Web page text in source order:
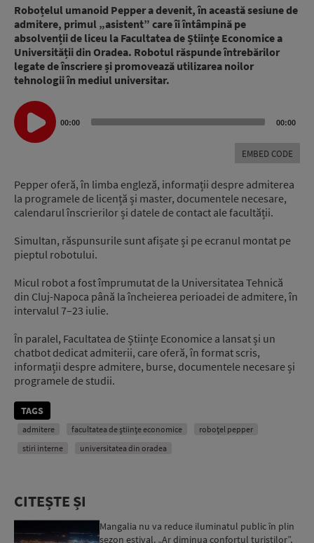
Roboțelul umanoid Pepper a devenit, în această sesiune de
admitere, primul „asistent” care îi întâmpină pe
absolvenții de liceu la Facultatea de Științe Economice a
Universității din Oradea. Robotul răspunde întrebărilor
legate de înscriere și promovează utilizarea noilor
tehnologii în mediul universitar.
Audio
Player
00:00 00:00
EMBED CODE
Pepper oferă, în limba engleză, informații despre admiterea
la programele de licență și master, documentele necesare,
calendarul înscrierilor și datele de contact ale facultății.
Simultan, răspunsurile sunt afișate și pe ecranul montat pe
pieptul robotului.
Micul robot a fost împrumutat de la Universitatea Tehnică
din Cluj-Napoca până la încheierea perioadei de admitere, în
intervalul 7–23 iulie.
În paralel, Facultatea de Științe Economice a lansat și un
chatbot dedicat admiterii, care oferă, în format scris,
informații despre admitere, burse, documentele necesare și
programele de studii.
TAGS
admitere facultatea de științe economice
roboțel pepper
stiri interne
universitatea din oradea
CITEȘTE ȘI
Mangalia nu va reduce iluminatul public în plin
sezon estival. „Ar diminua confortul turiștilor”,